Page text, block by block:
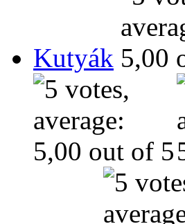
Kutyák